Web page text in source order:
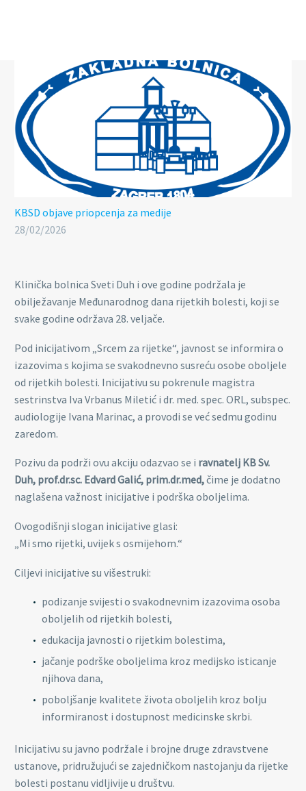
KBSD objave priopcenja za medije
28/02/2026
Klinička bolnica Sveti Duh i ove godine podržala je
obilježavanje Međunarodnog dana rijetkih bolesti, koji se
svake godine održava 28. veljače.
Pod inicijativom „Srcem za rijetke“, javnost se informira o
izazovima s kojima se svakodnevno susreću osobe oboljele
od rijetkih bolesti. Inicijativu su pokrenule magistra
sestrinstva Iva Vrbanus Miletić i dr. med. spec. ORL, subspec.
audiologije Ivana Marinac, a provodi se već sedmu godinu
zaredom.
Pozivu da podrži ovu akciju odazvao se i ravnatelj KB Sv.
Duh, prof.dr.sc. Edvard Galić, prim.dr.med,čime je dodatno
naglašena važnost inicijative i podrška oboljelima.
Ovogodišnji slogan inicijative glasi:
„Mi smo rijetki, uvijek s osmijehom.“
Ciljevi inicijative su višestruki:
podizanje svijesti o svakodnevnim izazovima osoba
oboljelih od rijetkih bolesti,
edukacija javnosti o rijetkim bolestima,
jačanje podrške oboljelima kroz medijsko isticanje
njihova dana,
poboljšanje kvalitete života oboljelih kroz bolju
informiranost i dostupnost medicinske skrbi.
Inicijativu su javno podržale i brojne druge zdravstvene
ustanove, pridružujući se zajedničkom nastojanju da rijetke
bolesti postanu vidljivije u društvu.